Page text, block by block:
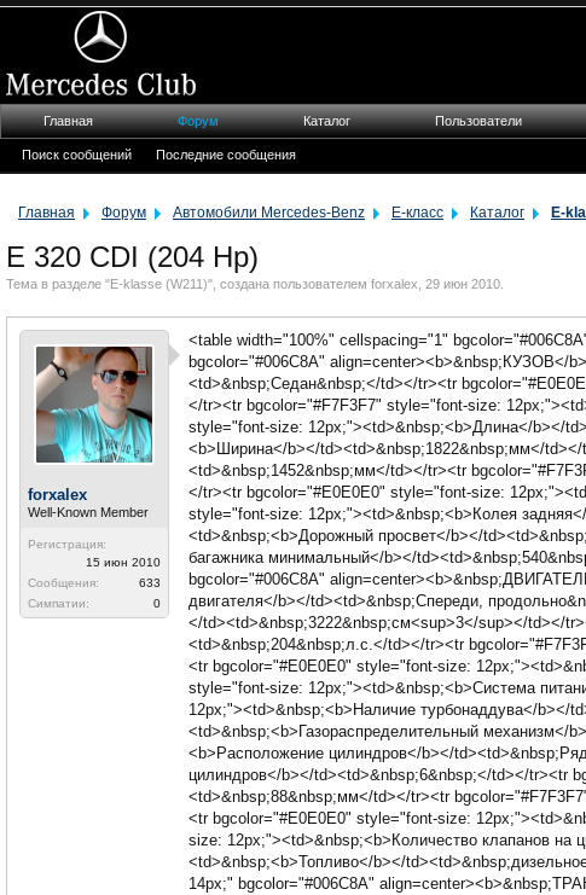
Главная Форум Автомобили Mercedes-Benz E-класс Каталог E-
E 320 CDI (204 Hp)
Тема в разделе "E-klasse (W211)", создана пользователем forxalex 29 июн 2010
forxalex
Well-Known Member
Регистрация:
15 июн 2010
Сообщения:
633
Симпатии:
0
<table width="100%" cellspacing="1"
bgcolor="#006C8A" align=center><b>&nbsp;КУЗОВ</
<td>&nbsp;Седан&nbsp;</td></tr><tr
</tr><tr bgcolor="#F7F3F7" style="font-size:
style="font-size: 12px;"><td>&nbsp;<b>Длина</b></
<b>Ширина</b></td><td>&nbsp;1822&nbsp;мм</
<td>&nbsp;1452&nbsp;мм</td></tr><tr
</tr><tr bgcolor="#E0E0E0" style="font-size:
style="font-size: 12px;"><td>&nbsp;<b>Колея
<td>&nbsp;<b>Дорожный просвет</b></
багажника минимальный</b></
bgcolor="#006C8A"
двигателя</b></td><td>&nbsp;Спереди,
</td><td>&nbsp;3222&nbsp;см<sup>3</sup></td></
<td>&nbsp;204&nbsp;л.с.</td></tr><tr
<tr bgcolor="#E0E0E0" style="font-size:
style="font-size: 12px;"><td>&nbsp;<b>Система
12px;"><td>&nbsp;<b>Наличие турбонаддува</b></
<td>&nbsp;<b>Газораспределительный механизм</
<b>Расположение цилиндров</b></
цилиндров</b></td><td>&nbsp;6&nbsp;</td></tr><tr
<td>&nbsp;88&nbsp;мм</td></tr><tr
<tr bgcolor="#E0E0E0" style="font-size:
size: 12px;"><td>&nbsp;<b>Количество клапанов
<td>&nbsp;<b>Топливо</b></
14px;" bgcolor="#006C8A"
Главная Форум
Поиск сообщений Последние сообщения
Каталог Пользователи